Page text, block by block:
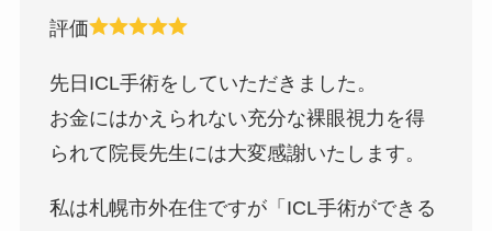
評価
先日ICL手術をしていただきました。
お金にはかえられない充分な裸眼視力を得
られて院長先生には大変感謝いたします。
私は札幌市外在住ですが「ICL手術ができる